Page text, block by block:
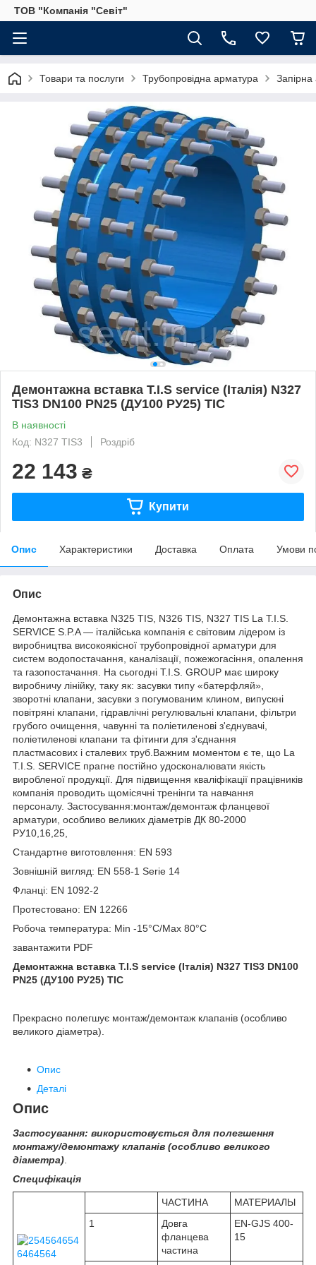
ТОВ "Компанія "Севіт"
Товари та послуги Трубопровідна арматура Запірна
Демонтажна вставка T.I.S service (Італія) N327
TIS3 DN100 PN25 (ДУ100 РУ25) ТІС
В наявності
Код: N327 TIS3
Роздріб
22 143 ₴
Купити
Опис Характеристики Доставка Оплата Умови
Опис
Демонтажна вставка N325 TIS, N326 TIS, N327 TIS La T.I.S.
SERVICE S.P.A — італійська компанія є світовим лідером із
виробництва високоякісної трубопровідної арматури для
систем водопостачання, каналізації, пожежогасіння, опалення
та газопостачання. На сьогодні T.I.S. GROUP має широку
виробничу лінійку, таку як: засувки типу «батерфляй»,
зворотні клапани, засувки з погумованим клином, випускні
повітряні клапани, гідравлічні регулювальні клапани, фільтри
грубого очищення, чавунні та поліетиленові з'єднувачі,
поліетиленові клапани та фітинги для з'єднання
пластмасових і сталевих труб.Важним моментом є те, що La
T.I.S. SERVICE прагне постійно удосконалювати якість
виробленої продукції. Для підвищення кваліфікації працівників
компанія проводить щомісячні тренінги та навчання
персоналу. Застосування:монтаж/демонтаж фланцевої
арматури, особливо великих діаметрів ДК 80-2000
РУ10,16,25,
Стандартне виготовлення: EN 593
Зовнішній вигляд: EN 558-1 Serie 14
Фланці: EN 1092-2
Протестовано: EN 12266
Робоча температура: Min -15°C/Max 80°C
завантажити PDF
Демонтажна вставка T.I.S service (Італія) N327 TIS3 DN100
PN25 (ДУ100 РУ25) ТІС
Прекрасно полегшує монтаж/демонтаж клапанів (особливо
великого діаметра).
Опис
Деталі
Опис
Застосування: використовується для полегшення
монтажу/демонтажу клапанів (особливо великого
діаметра).
Специфікація
ЧАСТИНА
МАТЕРИАЛЫ
1
Довга
фланцева
частина
EN-GJS 400-
15